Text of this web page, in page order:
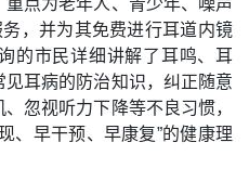
点为老年人、青少年、噪声
，并为其免费进行耳道内镜
的市民详细讲解了耳鸣、耳
耳病的防治知识，纠正随意
忽视听力下降等不良习惯，
、早干预、早康复”的健康理